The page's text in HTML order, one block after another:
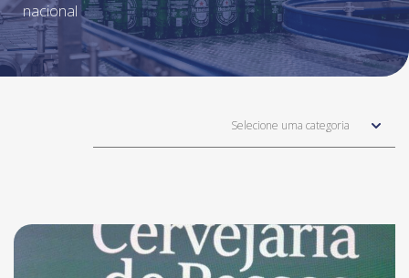
nacional
Selecione uma categoria